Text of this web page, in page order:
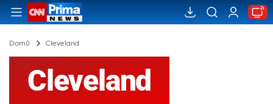
Domů Cleveland
Cleveland